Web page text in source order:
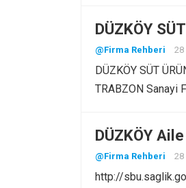
DÜZKÖY
@Firma Rehberi 28
DÜZKÖY SÜT
TRABZON Sanayi
DÜZKÖY
@Firma Rehberi 28
http://